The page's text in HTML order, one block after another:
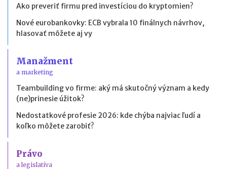
Ako preveriť firmu pred investíciou do kryptomien?
Nové eurobankovky: ECB vybrala 10 finálnych návrhov,
hlasovať môžete aj vy
Manažment
a marketing
Teambuilding vo firme: aký má skutočný význam a kedy
(ne)prinesie úžitok?
Nedostatkové profesie 2026: kde chýba najviac ľudí a
koľko môžete zarobiť?
Právo
a legislatíva